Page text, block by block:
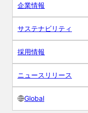
企業情報
サステナビリティ
採用情報
ニュースリリース
Global